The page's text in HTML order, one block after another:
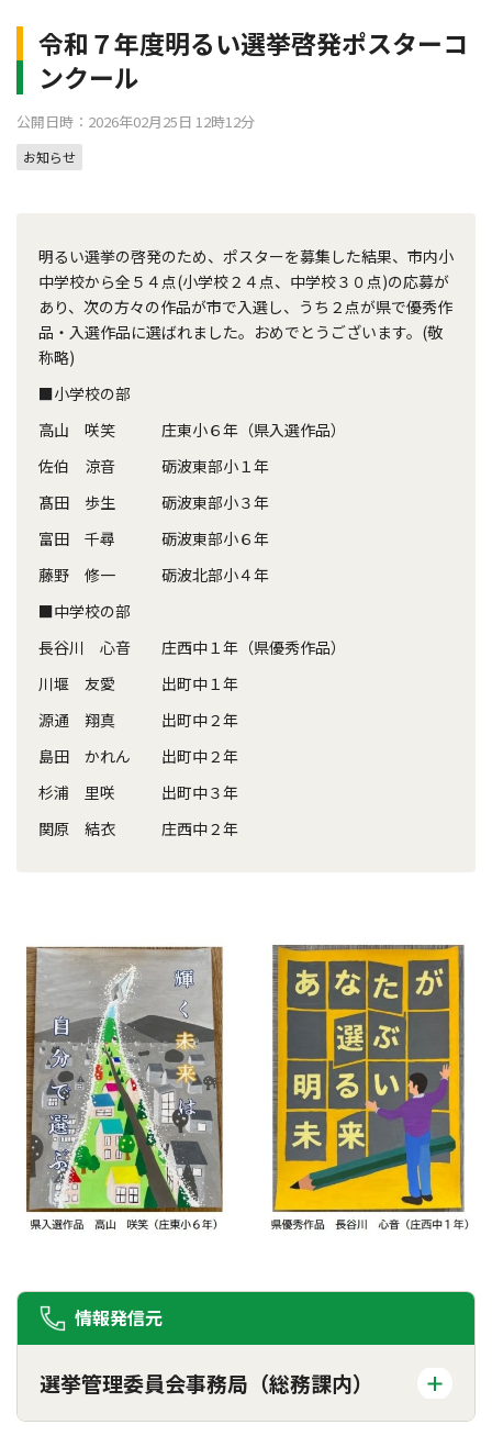
令和７年度明るい選挙啓発ポスターコ
ンクール
公開日時：2026年02月25日 12時12分
お知らせ
明るい選挙の啓発のため、ポスターを募集した結果、市内小
中学校から全５４点(小学校２４点、中学校３０点)の応募が
あり、次の方々の作品が市で入選し、うち２点が県で優秀作
品・入選作品に選ばれました。おめでとうございます。(敬
称略)
■小学校の部
高山 咲笑 庄東小６年（県入選作品）
佐伯 涼音 砺波東部小１年
髙田 歩生 砺波東部小３年
富田 千尋 砺波東部小６年
藤野 修一 砺波北部小４年
■中学校の部
長谷川 心音 庄西中１年（県優秀作品）
川堰 友愛 出町中１年
源通 翔真 出町中２年
島田 かれん 出町中２年
杉浦 里咲 出町中３年
関原 結衣 庄西中２年
情報発信元
選挙管理委員会事務局（総務課内）